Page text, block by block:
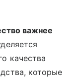
важнее
качества
которые